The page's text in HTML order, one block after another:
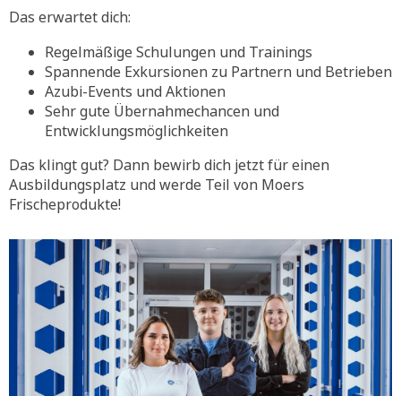
Das erwartet dich:
Regelmäßige Schulungen und Trainings
Spannende Exkursionen zu Partnern und Betrieben
Azubi-Events und Aktionen
Sehr gute Übernahmechancen und
Entwicklungsmöglichkeiten
Das klingt gut? Dann bewirb dich jetzt für einen
Ausbildungsplatz und werde Teil von Moers
Frischeprodukte!